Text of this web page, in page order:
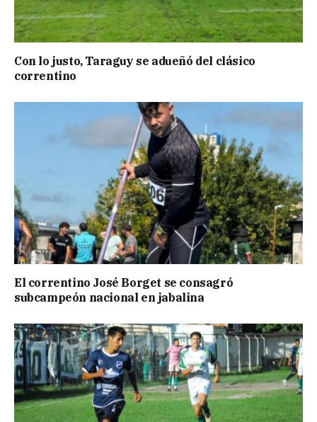
Con lo justo, Taraguy se adueñó del clásico
correntino
El correntino José Borget se consagró
subcampeón nacional en jabalina